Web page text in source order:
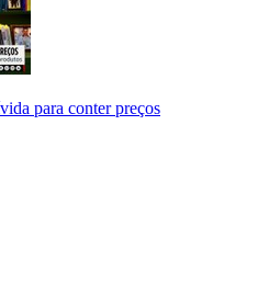
para conter preços